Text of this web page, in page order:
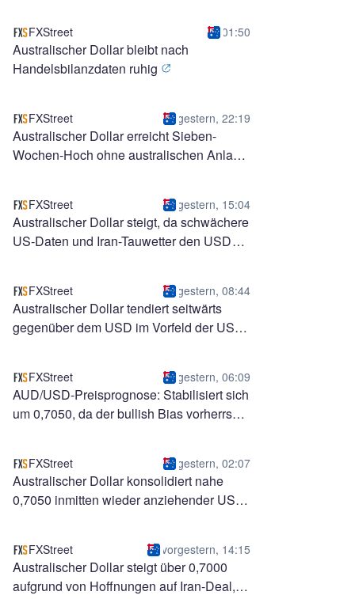
FXStreet 01:50
Australischer Dollar bleibt nach
Handelsbilanzdaten ruhig
FXStreet gestern, 22:19
Australischer Dollar erreicht Sieben-
Wochen-Hoch ohne australischen Anlass
FXStreet gestern, 15:04
Australischer Dollar steigt, da schwächere
US-Daten und Iran-Tauwetter den USD
FXStreet gestern, 08:44
Australischer Dollar tendiert seitwärts
gegenüber dem USD im Vorfeld der US-
FXStreet gestern, 06:09
AUD/USD-Preisprognose: Stabilisiert sich
um 0,7050, da der bullish Bias vorherrscht
FXStreet gestern, 02:07
Australischer Dollar konsolidiert nahe
0,7050 inmitten wieder anziehender USD-
FXStreet vorgestern, 14:15
Australischer Dollar steigt über 0,7000
aufgrund von Hoffnungen auf Iran-Deal,